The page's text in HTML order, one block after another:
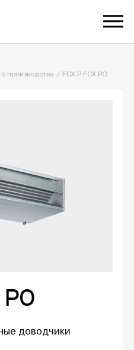
производства FCX P FCX PO
доводчики